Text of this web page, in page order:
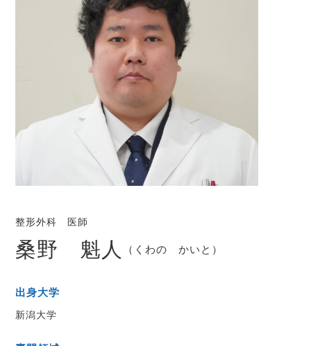
整形外科 医師
桑野 魁人 （くわの かいと）
出身大学
新潟大学